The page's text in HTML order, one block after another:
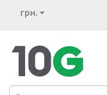
грн.